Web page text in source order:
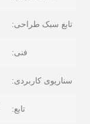
تابع سبک طراحی:
فنی:
سناریوی کاربردی:
تابع: